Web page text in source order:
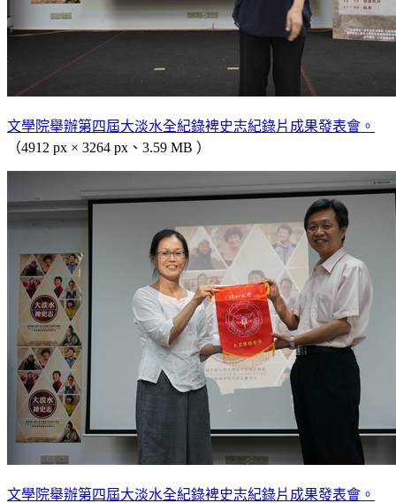
文學院舉辦第四屆大淡水全紀錄裨史志紀錄片成果發表會。
（4912 px × 3264 px、3.59 MB ）
文學院舉辦第四屆大淡水全紀錄裨史志紀錄片成果發表會。